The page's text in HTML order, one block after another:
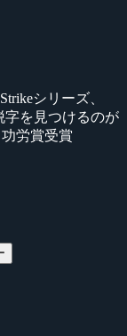
シリーズ、
字を見つけるのが
労賞受賞